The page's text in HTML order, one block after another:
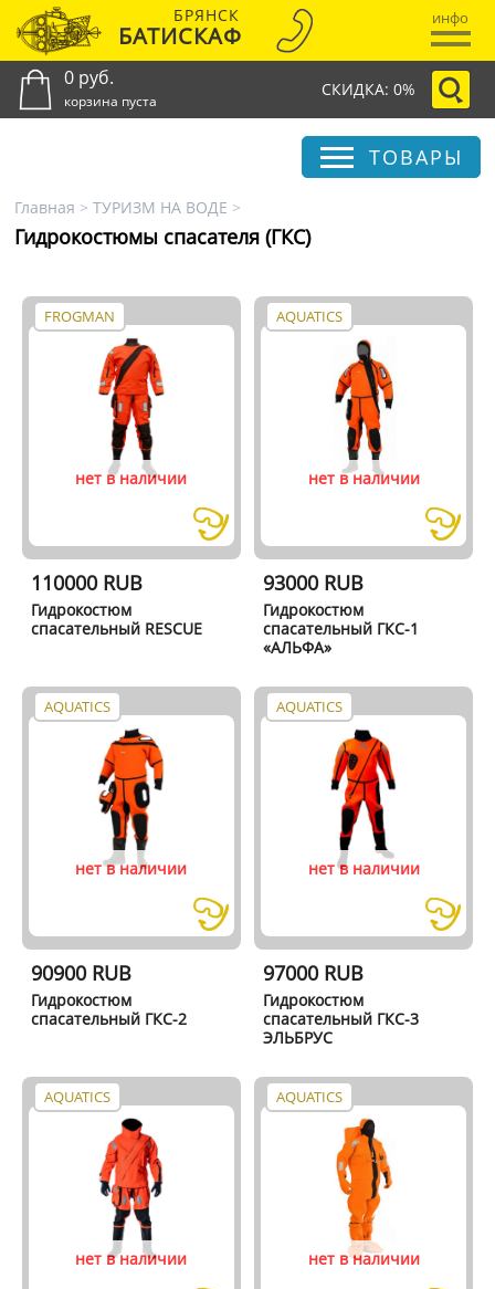
БРЯНСК
БАТИСКАФ
инфо
0 руб.
корзина пуста
СКИДКА: 0%
ТОВАРЫ
Главная > ТУРИЗМ НА ВОДЕ >
Гидрокостюмы спасателя (ГКС)
FROGMAN
нет в наличии
110000 RUB
Гидрокостюм
спасательный RESCUE
AQUATICS
нет в наличии
93000 RUB
Гидрокостюм
спасательный ГКС-1
«АЛЬФА»
AQUATICS
нет в наличии
90900 RUB
Гидрокостюм
спасательный ГКС-2
AQUATICS
нет в наличии
97000 RUB
Гидрокостюм
спасательный ГКС-3
ЭЛЬБРУС
AQUATICS
нет в наличии
AQUATICS
нет в наличии